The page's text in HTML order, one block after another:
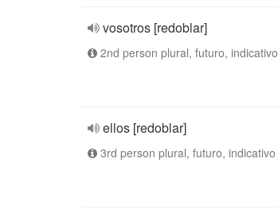
vosotros [redoblar]
2nd person plural, futuro, indicativo
ellos [redoblar]
3rd person plural, futuro, indicativo